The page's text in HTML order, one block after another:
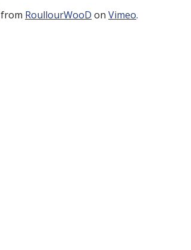
from RoullourWooD on Vimeo.